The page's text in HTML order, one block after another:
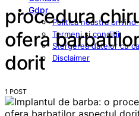
Gdpr
Politica noastra privind
Termeni si conditii
Stergerea datelor cu
Disclaimer
procedura
ofera
dorit
1 POST